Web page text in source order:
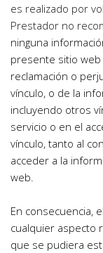
es realizado por
Prestador no
ninguna
presente sitio
reclamación o
vínculo, o de la
incluyendo otros
servicio o en el
vínculo, tanto al
acceder a la
web.
En consecuencia,
cualquier aspecto
que se pudiera